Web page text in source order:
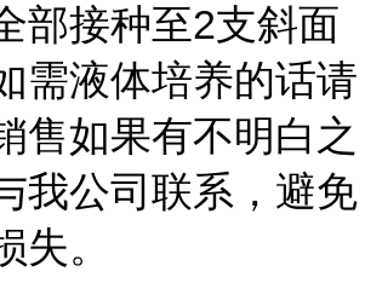
部接种至2支斜面
需液体培养的话请
售如果有不明白之
我公司联系，避免
失。